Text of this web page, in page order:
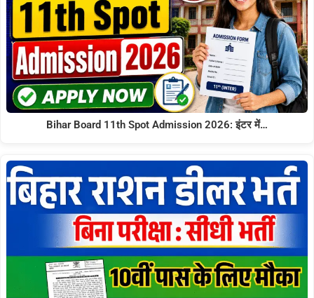
Bihar Board 11th Spot Admission 2026: इंटर में…